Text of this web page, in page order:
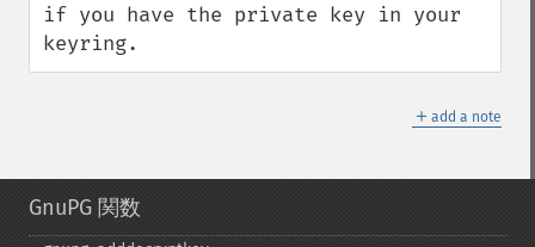
if you have the private key in your
keyring.
＋ add a note
GnuPG 関数